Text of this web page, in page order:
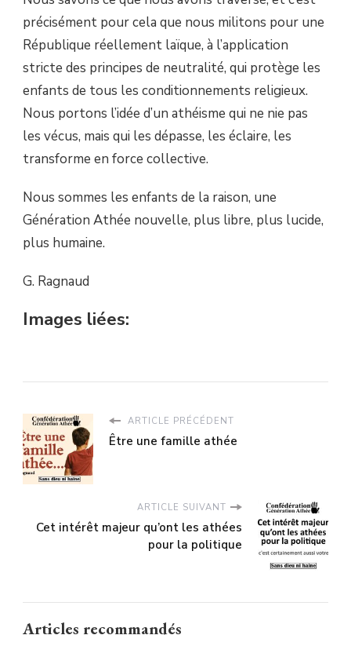
précisément pour cela que nous militons pour une
République réellement laïque, à l’application
stricte des principes de neutralité, qui protège les
enfants de tous les conditionnements religieux.
Nous portons l’idée d’un athéisme qui ne nie pas
les vécus, mais qui les dépasse, les éclaire, les
transforme en force collective.
Nous sommes les enfants de la raison, une
Génération Athée nouvelle, plus libre, plus lucide,
plus humaine.
G. Ragnaud
Images liées:
ARTICLE PRÉCÉDENT
Être une famille athée
ARTICLE SUIVANT
Cet intérêt majeur qu’ont les athées
pour la politique
Articles recommandés